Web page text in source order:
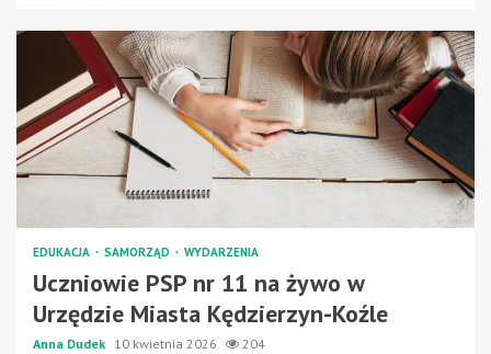
EDUKACJA SAMORZĄD WYDARZENIA
Uczniowie PSP nr 11 na żywo w
Urzędzie Miasta Kędzierzyn-Koźle
Anna Dudek 10 kwietnia 2026 204